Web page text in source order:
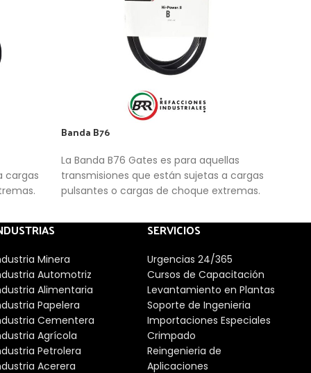
cargas
Banda B76
La Banda B76 Gates es para aquellas
transmisiones que están sujetas a cargas
pulsantes o cargas de choque extremas.
Minera
Automotriz
Alimentaria
Papelera
Cementera
Agrícola
Petrolera
Acerera
SERVICIOS
Urgencias 24/365
Cursos de Capacitación
Levantamiento en Plantas
Soporte de Ingenieria
Importaciones Especiales
Crimpado
Reingenieria de
Aplicaciones